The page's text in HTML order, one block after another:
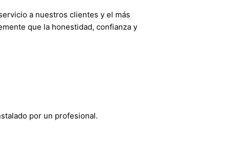
a nuestros clientes y el más
que la honestidad, confianza y
por un profesional.